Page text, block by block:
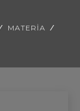
MATERIA